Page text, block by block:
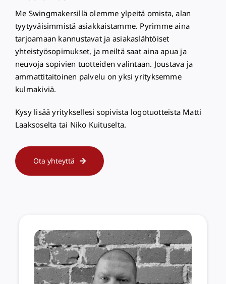
Me Swingmakersillä olemme ylpeitä omista, alan
tyytyväisimmistä asiakkaistamme. Pyrimme aina
tarjoamaan kannustavat ja asiakaslähtöiset
yhteistyösopimukset, ja meiltä saat aina apua ja
neuvoja sopivien tuotteiden valintaan. Joustava ja
ammattitaitoinen palvelu on yksi yrityksemme
kulmakiviä.
Kysy lisää yrityksellesi sopivista logotuotteista Matti
Laaksoselta tai Niko Kuituselta.
Ota yhteyttä